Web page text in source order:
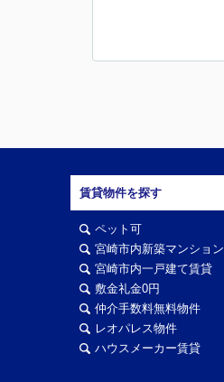
賃貸物件を探す
ペット可
宮崎市内新築マンション
宮崎市内一戸建て賃貸
敷金礼金0円
仲介手数料無料物件
レオパレス物件
ハウスメーカー賃貸